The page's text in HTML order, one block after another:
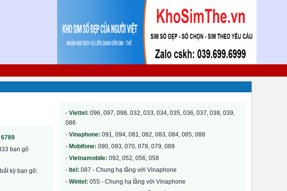
6789
bạn gõ
kỳ bạn gõ:
- Viettel: 096, 097, 098, 032, 033, 034, 035, 036, 037, 038, 039,
086
- Vinaphone: 091, 094, 081, 082, 083, 084, 085, 088
- Mobifone: 090, 093, 070, 078, 079, 089
- Vietnamobile: 092, 052, 056, 058
- Itel: 087 - Chung hạ tầng với Vinaphone
- Wintel: 055 - Chung hạ tầng với Vinaphone